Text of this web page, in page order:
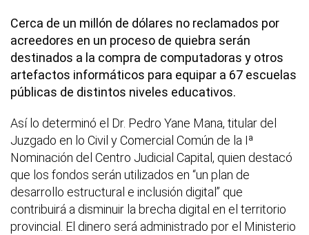
Cerca de un millón de dólares no reclamados por
acreedores en un proceso de quiebra serán
destinados a la compra de computadoras y otros
artefactos informáticos para equipar a 67 escuelas
públicas de distintos niveles educativos.
Así lo determinó el Dr. Pedro Yane Mana, titular del
Juzgado en lo Civil y Comercial Común de la Iª
Nominación del Centro Judicial Capital, quien destacó
que los fondos serán utilizados en “un plan de
desarrollo estructural e inclusión digital” que
contribuirá a disminuir la brecha digital en el territorio
provincial. El dinero será administrado por el Ministerio